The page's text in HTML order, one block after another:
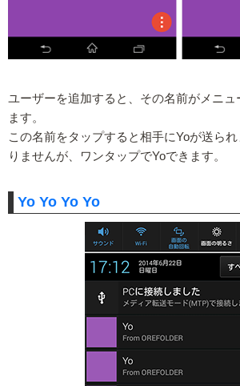
ユーザーを追加すると、その名前がメニュ
ます。
この名前をタップすると相手にYoが送ら
りませんが、ワンタップでYoできます。
Yo Yo Yo Yo